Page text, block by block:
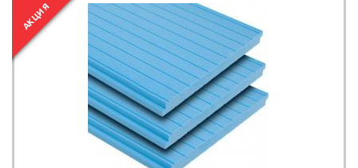
АКЦИЯ